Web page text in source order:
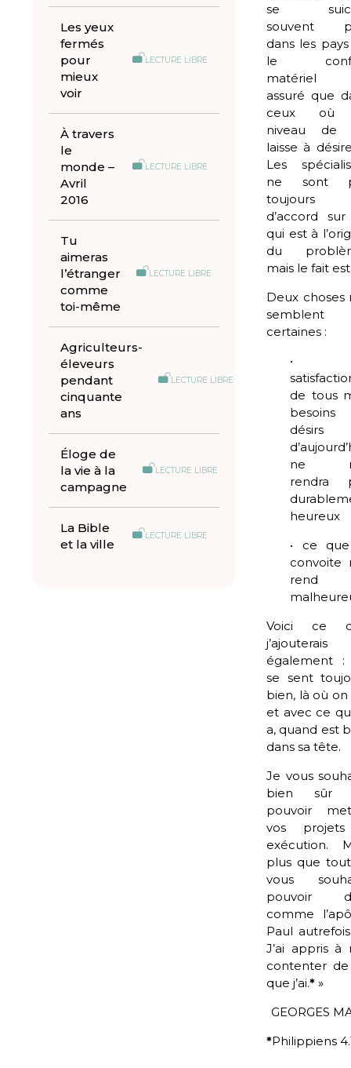
Les yeux
fermés
pour
mieux
voir
LECTURE LIBRE
À travers
le
monde –
Avril
2016
LECTURE LIBRE
Tu
aimeras
l’étranger
comme
toi-même
LECTURE LIBRE
Agriculteurs-
éleveurs
pendant
cinquante
ans
LECTURE LIBRE
Éloge de
la vie à la
campagne
LECTURE LIBRE
La Bible
et la ville
LECTURE LIBRE
se
souvent
dans les
le
matériel
assuré que
ceux où
niveau de
laisse à
Les
ne sont
toujours
d’accord
qui est à
du
mais le fait
Deux choses
semblent
certaines :
•
de tous
désirs
ne
rendra
heureux
• ce
convoite
rend
Voici ce
j’ajouterais
également :
se sent
bien, là où on
et avec ce
a, quand est
dans sa tête.
Je vous
bien sûr
pouvoir
vos
exécution.
plus que
vous
pouvoir
comme
Paul
J’ai appris à
contenter
que j’ai.* »
GEORGES
*Philippiens